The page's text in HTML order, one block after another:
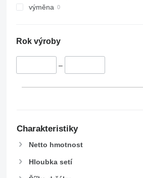
výměna
Rok výroby
–
Charakteristiky
Netto hmotnost
Hloubka setí